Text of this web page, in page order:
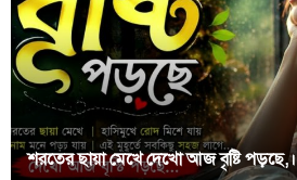
শরতের ছায়া মেখে দেখো আজ বৃষ্টি পড়ছে,।